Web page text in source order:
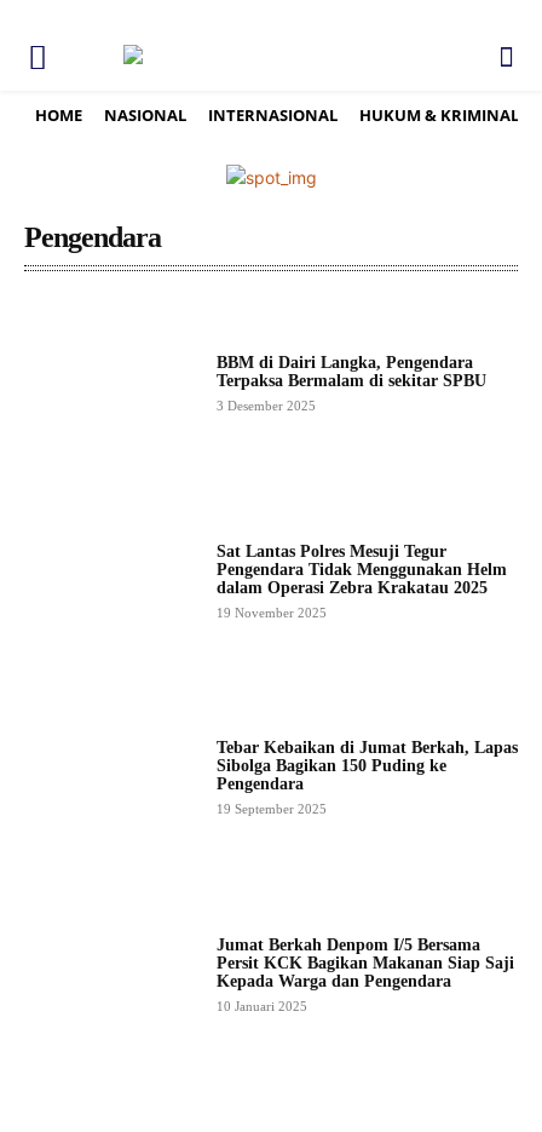
HOME NASIONAL INTERNASIONAL HUKUM & KRIMINAL
Pengendara
BBM di Dairi Langka, Pengendara
Terpaksa Bermalam di sekitar SPBU
3 Desember 2025
Sat Lantas Polres Mesuji Tegur
Pengendara Tidak Menggunakan Helm
dalam Operasi Zebra Krakatau 2025
19 November 2025
Tebar Kebaikan di Jumat Berkah, Lapas
Sibolga Bagikan 150 Puding ke
Pengendara
19 September 2025
Jumat Berkah Denpom I/5 Bersama
Persit KCK Bagikan Makanan Siap Saji
Kepada Warga dan Pengendara
10 Januari 2025